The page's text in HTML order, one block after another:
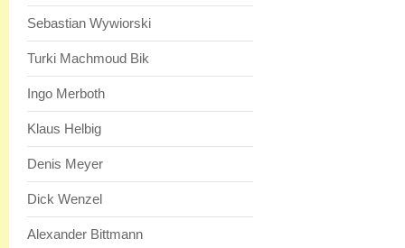
Sebastian Wywiorski
Turki Machmoud Bik
Ingo Merboth
Klaus Helbig
Denis Meyer
Dick Wenzel
Alexander Bittmann